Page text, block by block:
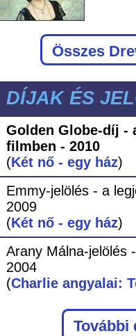
Összes
DÍJAK ÉS
Golden Globe-díj -
filmben - 2010
(Két nő - egy ház)
Emmy-jelölés - a
2009
(Két nő - egy ház)
Arany Málna-jelölés
2004
(Charlie angyalai:
További